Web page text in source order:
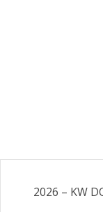
2026 – KW